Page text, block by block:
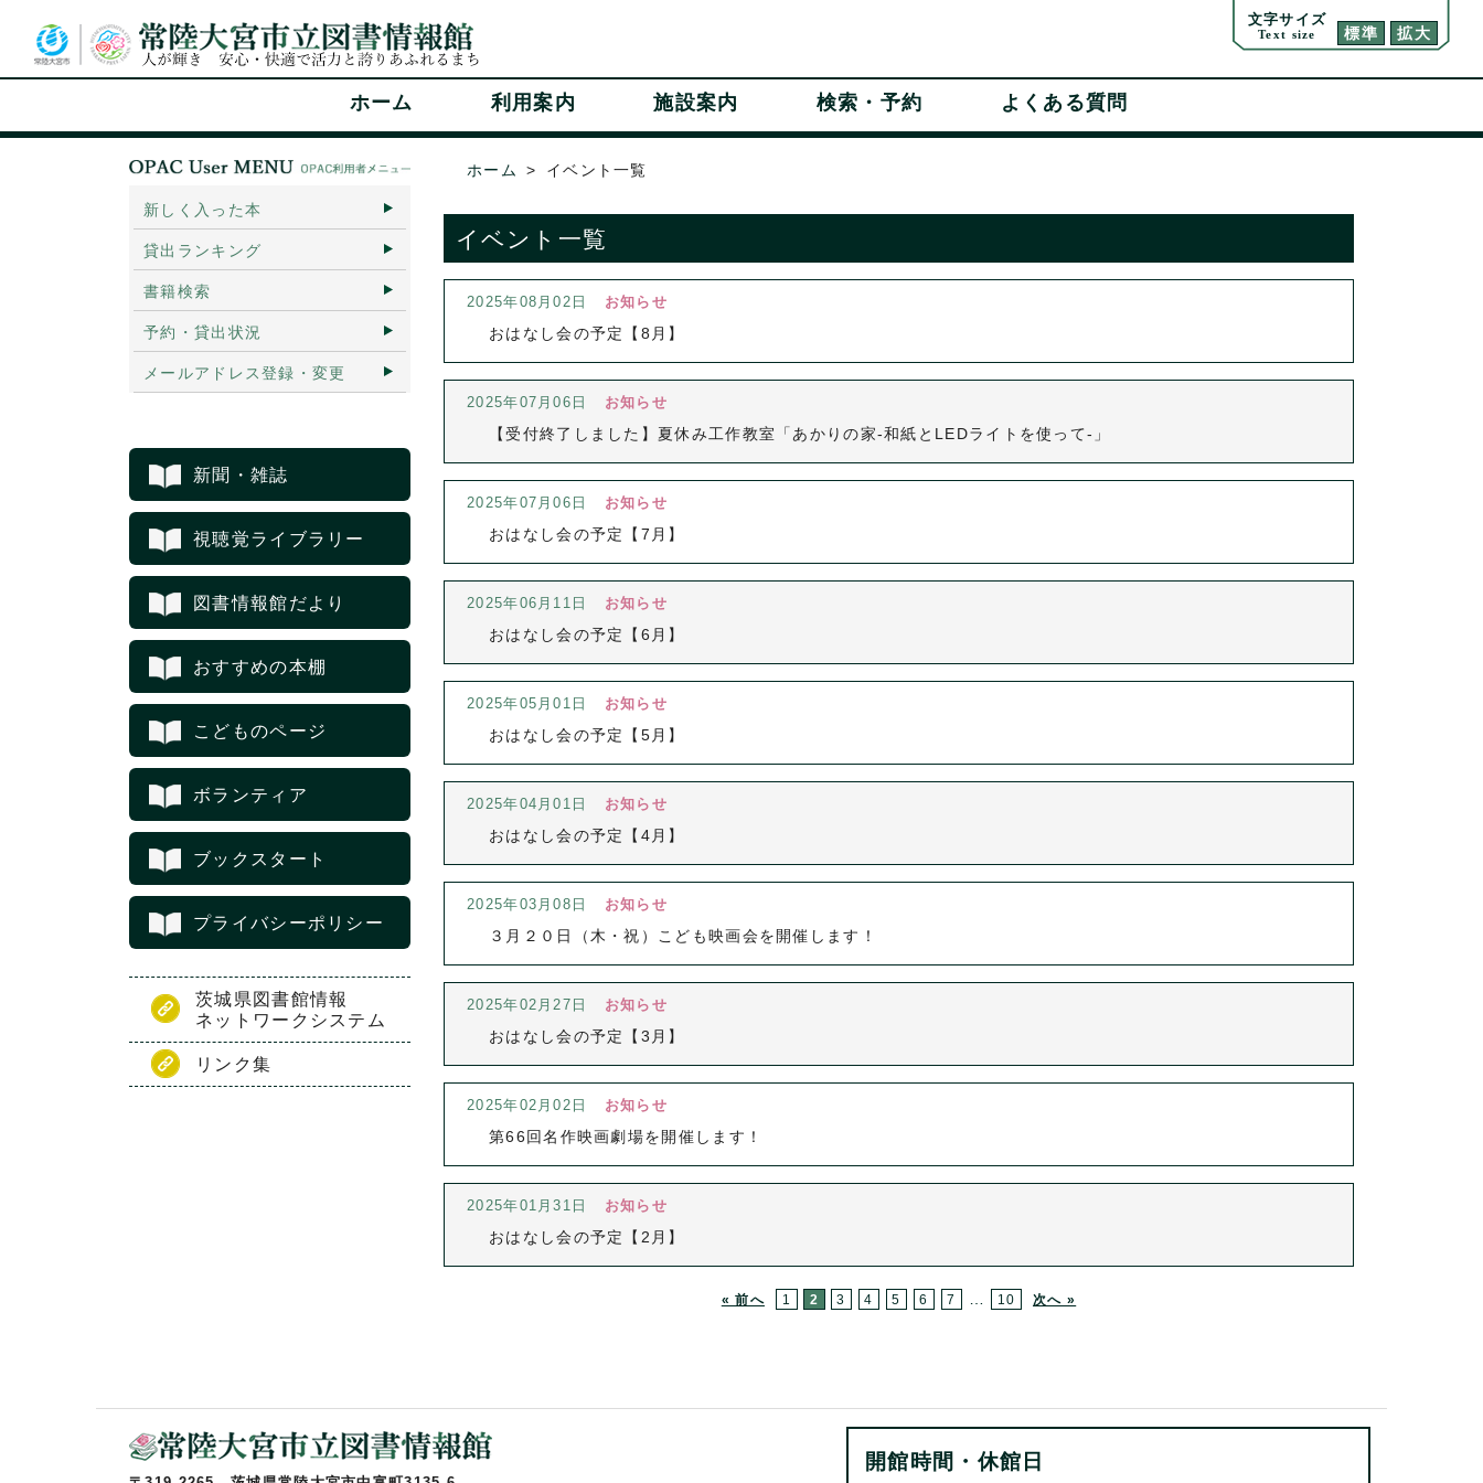
文字サイズ
Text size 標準 拡大
ホーム 利用案内 施設案内 検索・予約 よくある質問
ホーム イベント一覧
イベント一覧
2025年08月02日 お知らせ
おはなし会の予定【8月】
2025年07月06日 お知らせ
【受付終了しました】夏休み工作教室「あかりの家-和紙とLEDライトを使って-」
2025年07月06日 お知らせ
おはなし会の予定【7月】
2025年06月11日 お知らせ
おはなし会の予定【6月】
2025年05月01日 お知らせ
おはなし会の予定【5月】
2025年04月01日 お知らせ
おはなし会の予定【4月】
2025年03月08日 お知らせ
３月２０日（木・祝）こども映画会を開催します！
2025年02月27日 お知らせ
おはなし会の予定【3月】
2025年02月02日 お知らせ
第66回名作映画劇場を開催します！
2025年01月31日 お知らせ
おはなし会の予定【2月】
« 前へ 1 2 3 4 5 6 7 10 次へ »
新しく入った本
貸出ランキング
書籍検索
予約・貸出状況
メールアドレス登録・変更
新聞・雑誌
視聴覚ライブラリー
図書情報館だより
おすすめの本棚
こどものページ
ボランティア
ブックスタート
プライバシーポリシー
茨城県図書館情報
ネットワークシステム
リンク集
開館時間・休館日